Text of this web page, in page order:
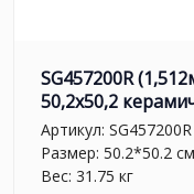
SG457200R
50,2x50,2
Артикул: SG457200R
Размер: 50.2*50.2 см
Вес: 31.75 кг